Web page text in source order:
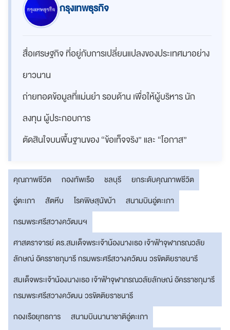
กรุงเทพธุรกิจ
สื่อเศรษฐกิจ ที่อยู่กับการเปลี่ยนแปลงของประเทศมาอย่าง
ยาวนาน
ถ่ายทอดข้อมูลที่แม่นยำ รอบด้าน เพื่อให้ผู้บริหาร นัก
ลงทุน ผู้ประกอบการ
ตัดสินใจบนพื้นฐานของ “ข้อเท็จจริง” และ “โอกาส”
คุณภาพชีวิต กองทัพเรือ ชลบุรี
ยกระดับคุณภาพชีวิต
อู่ตะเภา
สัตหีบ โรคพิษสุนัขบ้า
สนามบินอู่ตะเภา
กรมพระศรีสวางควัฒนฯ
ศาสตราจารย์ ดร.สมเด็จพระเจ้าน้องนางเธอ เจ้าฟ้าจุฬาภรณวลัย
ลักษณ์ อัครราชกุมารี กรมพระศรีสวางควัฒน วรขัตติยราชนารี
สมเด็จพระเจ้าน้องนางเธอ เจ้าฟ้าจุฬาภรณวลัยลักษณ์ อัครราชกุมารี
กรมพระศรีสวางควัฒน วรขัตติยราชนารี
กองเรือยุทธการ
สนามบินนานาชาติอู่ตะเภา